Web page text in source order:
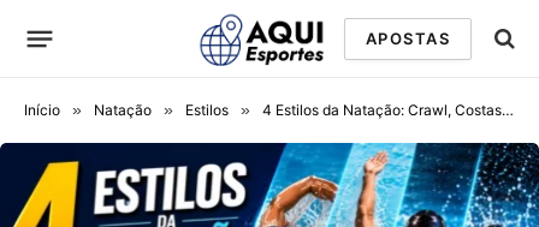
APOSTAS
Início » Natação » Estilos » 4 Estilos da Natação: Crawl, Costas, Peito e Borboleta (2026)